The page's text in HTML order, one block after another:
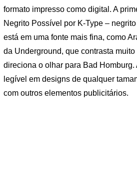
formato impresso como digital. A
Negrito Possível por K-Type –
está em uma fonte mais fina, como
da Underground, que contrasta
direciona o olhar para Bad Homburg.
legível em designs de qualquer
com outros elementos publicitários.